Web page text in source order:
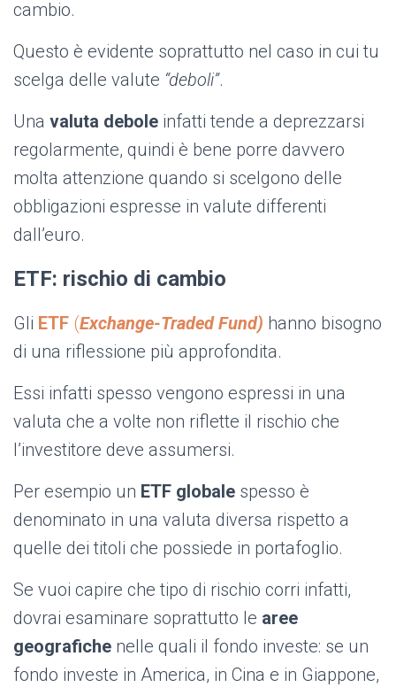
cambio.
Questo è evidente soprattutto nel caso in cui tu
scelga delle valute “deboli”.
Una valuta debole infatti tende a deprezzarsi
regolarmente, quindi è bene porre davvero
molta attenzione quando si scelgono delle
obbligazioni espresse in valute differenti
dall’euro.
ETF: rischio di cambio
Gli ETF (Exchange-Traded Fund) hanno bisogno
di una riflessione più approfondita.
Essi infatti spesso vengono espressi in una
valuta che a volte non riflette il rischio che
l’investitore deve assumersi.
Per esempio un ETF globale spesso è
denominato in una valuta diversa rispetto a
quelle dei titoli che possiede in portafoglio.
Se vuoi capire che tipo di rischio corri infatti,
dovrai esaminare soprattutto le aree
geografiche nelle quali il fondo investe: se un
fondo investe in America, in Cina e in Giappone,